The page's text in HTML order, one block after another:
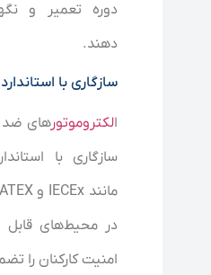
دوره تعمیر و
دهند.
سازگاری با
الکتروموتورهای ضد
سازگاری با
در محیط‌های قابل
امنیت کارکنان را